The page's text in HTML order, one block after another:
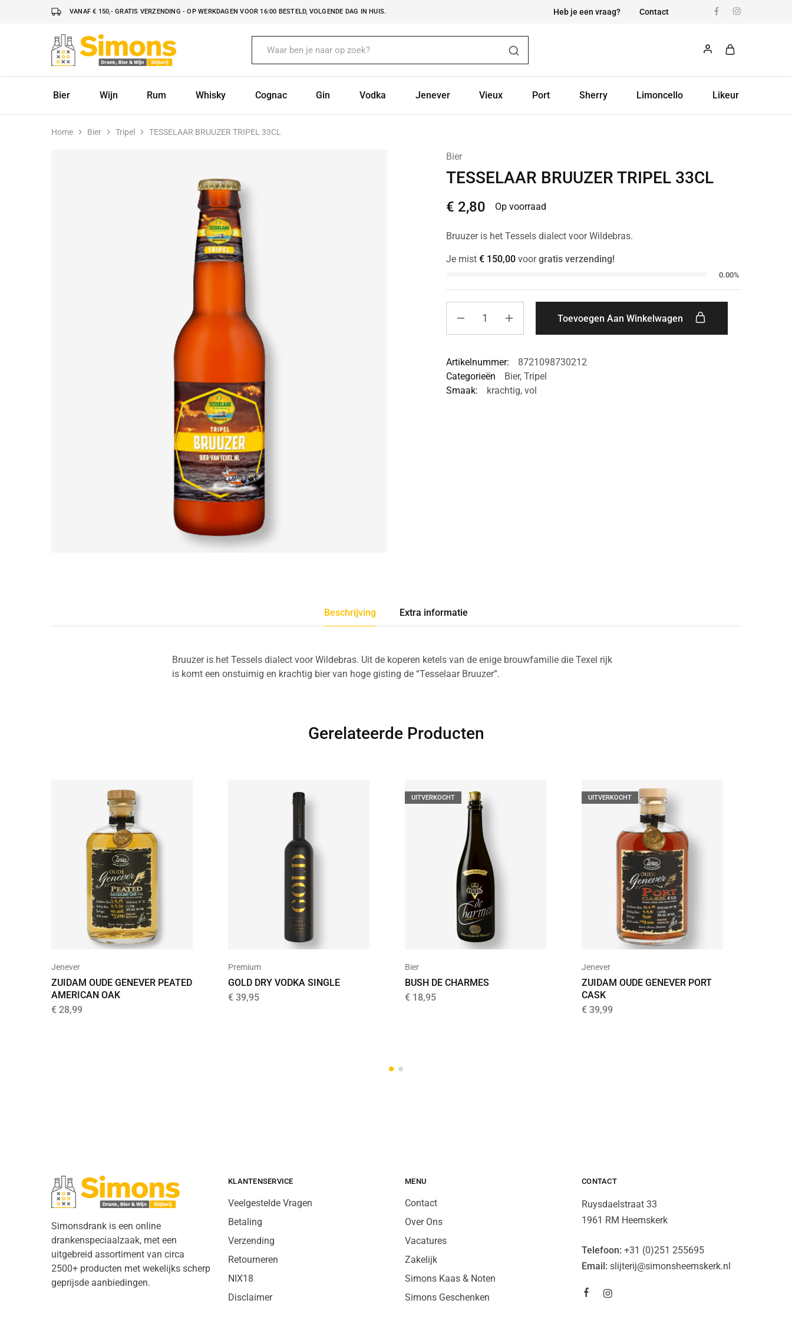
VANAF € 150,- GRATIS VERZENDING - OP WERKDAGEN VOOR 16:00 BESTELD, VOLGENDE DAG IN HUIS. Heb je een vraag? Contact
Simonsdrank.nl
Drank,
Bier
Bier
Wijn Rum Whisky Cognac Gin Vodka Jenever Vieux Port Sherry Limoncello Likeur
Home Bier Tripel TESSELAAR BRUUZER TRIPEL 33CL
Bier
TESSELAAR BRUUZER TRIPEL 33CL
€ 2,80 Op voorraad
Bruuzer is het Tessels dialect voor Wildebras.
Je mist €150,00voorgratis verzending!
0.00%
Toevoegen Aan Winkelwagen
Artikelnummer:
8721098730212
Categorieën
Bier, Tripel
Smaak:
krachtig, vol
Beschrijving Extra informatie
Bruuzer is het Tessels dialect voor Wildebras. Uit de koperen ketels van de enige brouwfamilie die Texel rijk
is komt een onstuimig en krachtig bier van hoge gisting de “Tesselaar Bruuzer”.
Gerelateerde Producten
Jenever
ZUIDAM OUDE GENEVER PEATED
AMERICAN OAK
€ 28,99
Premium
GOLD DRY VODKA SINGLE
€ 39,95
UITVERKOCHT
Bier
BUSH DE CHARMES
€ 18,95
UITVERKOCHT
Jenever
ZUIDAM OUDE GENEVER PORT
CASK
€ 39,99
Simonsdrank is een online
drankenspeciaalzaak, met een
uitgebreid assortiment van circa
2500+ producten met wekelijks scherp
geprijsde aanbiedingen.
KLANTENSERVICE
Veelgestelde Vragen
Betaling
Verzending
Retourneren
NIX18
Disclaimer
MENU
Contact
Over Ons
Vacatures
Zakelijk
Simons Kaas & Noten
Simons Geschenken
CONTACT
Ruysdaelstraat 33
1961 RM Heemskerk
Telefoon: +31 (0)251 255695
Email: slijterij@simonsheemskerk.nl